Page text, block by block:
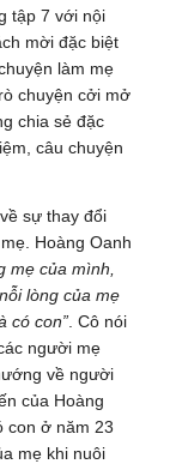
tập 7 với nội
mời đặc biệt
làm mẹ
chuyện cởi mở
chia sẻ đặc
câu chuyện
sự thay đổi
Hoàng Oanh
mẹ của mình,
lòng của mẹ
có con” . Cô nói
người mẹ
về người
của Hoàng
con ở năm 23
mẹ khi nuôi